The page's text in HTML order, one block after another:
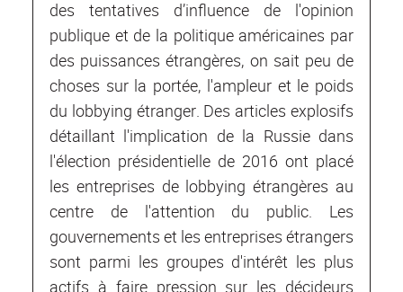
des tentatives d’influence de l'opinion
publique et de la politique américaines par
des puissances étrangères, on sait peu de
choses sur la portée, l'ampleur et le poids
du lobbying étranger. Des articles explosifs
détaillant l'implication de la Russie dans
l'élection présidentielle de 2016 ont placé
les entreprises de lobbying étrangères au
centre de l'attention du public. Les
gouvernements et les entreprises étrangers
sont parmi les groupes d'intérêt les plus
actifs à faire pression sur les décideurs